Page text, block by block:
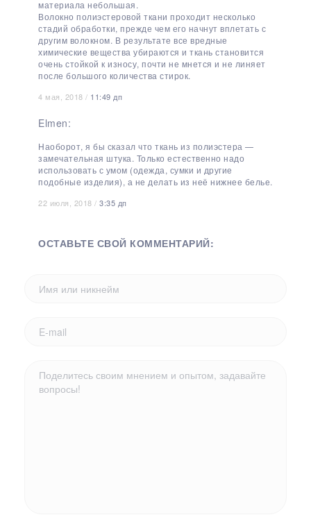
материала небольшая.
Волокно полиэстеровой ткани проходит несколько
стадий обработки, прежде чем его начнут вплетать с
другим волокном. В результате все вредные
химические вещества убираются и ткань становится
очень стойкой к износу, почти не мнется и не линяет
после большого количества стирок.
4 мая, 2018 / 11:49 дп
Elmen:
Наоборот, я бы сказал что ткань из полиэстера —
замечательная штука. Только естественно надо
использовать с умом (одежда, сумки и другие
подобные изделия), а не делать из неё нижнее белье.
22 июля, 2018 / 3:35 дп
ОСТАВЬТЕ СВОЙ КОММЕНТАРИЙ: